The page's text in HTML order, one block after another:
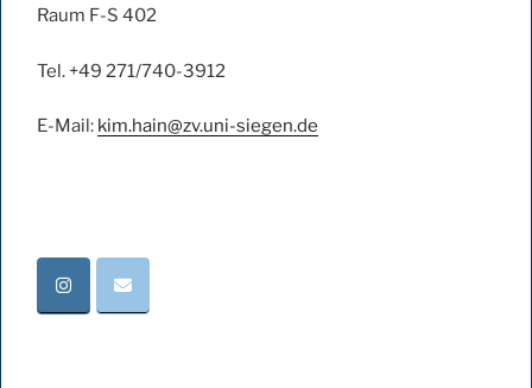
Raum F-S 402
Tel. +49 271/740-3912
E-Mail: kim.hain@zv.uni-siegen.de